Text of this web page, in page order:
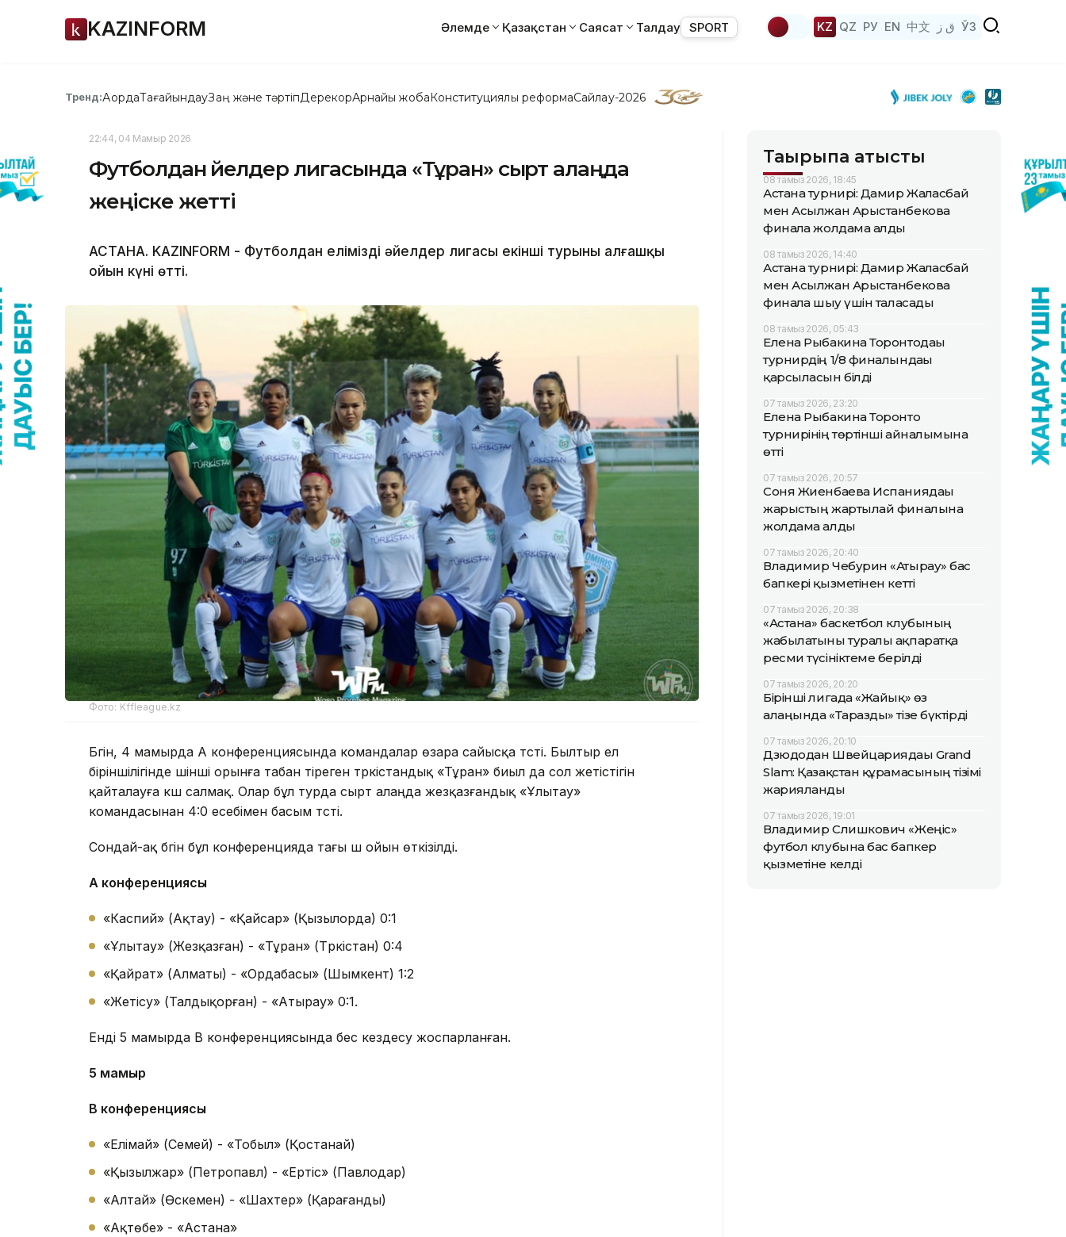
KAZINFORM Әлемде Қазақстан Саясат Талдау SPORT KZ QZ РУ EN 中文 ق ز ЎЗ
Тренд:АқордаТағайындауЗаң және тәртіпДерекқорАрнайы жобаКонституциялық реформаСайлау-2026
22:44, 04 Мамыр 2026
Футболдан әйелдер лигасында «Тұран» сырт алаңда
жеңіске жетті
АСТАНА. KAZINFORM - Футболдан еліміздің әйелдер лигасы екінші турының алғашқы
ойын күні өтті.
Фото: Kffleague.kz
Бүгін, 4 мамырда А конференциясында командалар өзара сайысқа түсті. Былтыр ел
біріншілігінде үшінші орынға табан тіреген түркістандық «Тұран» биыл да сол жетістігін
қайталауға күш салмақ. Олар бұл турда сырт алаңда жезқазғандық «Ұлытау»
командасынан 4:0 есебімен басым түсті.
Сондай-ақ бүгін бұл конференцияда тағы үш ойын өткізілді.
А конференциясы
«Каспий» (Ақтау) - «Қайсар» (Қызылорда) 0:1
«Ұлытау» (Жезқазған) - «Тұран» (Түркістан) 0:4
«Қайрат» (Алматы) - «Ордабасы» (Шымкент) 1:2
«Жетісу» (Талдықорған) - «Атырау» 0:1.
Енді 5 мамырда В конференциясында бес кездесу жоспарланған.
5 мамыр
В конференциясы
«Елімай» (Семей) - «Тобыл» (Қостанай)
«Қызылжар» (Петропавл) - «Ертіс» (Павлодар)
«Алтай» (Өскемен) - «Шахтер» (Қарағанды)
«Ақтөбе» - «Астана»
Тақырыпқа қатысты
08 тамыз 2026, 18:45
Астана турнирі: Дамир Жалғасбай
мен Асылжан Арыстанбекова
финалға жолдама алды
08 тамыз 2026, 14:40
Астана турнирі: Дамир Жалғасбай
мен Асылжан Арыстанбекова
финалға шығу үшін таласады
08 тамыз 2026, 05:43
Елена Рыбакина Торонтодағы
турнирдің 1/8 финалындағы
қарсыласын білді
07 тамыз 2026, 23:20
Елена Рыбакина Торонто
турнирінің төртінші айналымына
өтті
07 тамыз 2026, 20:57
Соня Жиенбаева Испаниядағы
жарыстың жартылай финалына
жолдама алды
07 тамыз 2026, 20:40
Владимир Чебурин «Атырау» бас
бапкері қызметінен кетті
07 тамыз 2026, 20:38
«Астана» баскетбол клубының
жабылатыны туралы ақпаратқа
ресми түсініктеме берілді
07 тамыз 2026, 20:20
Бірінші лигада «Жайық» өз
алаңында «Таразды» тізе бүктірді
07 тамыз 2026, 20:10
Дзюдодан Швейцариядағы Grand
Slam: Қазақстан құрамасының тізімі
жарияланды
07 тамыз 2026, 19:01
Владимир Слишкович «Жеңіс»
футбол клубына бас бапкер
қызметіне келді